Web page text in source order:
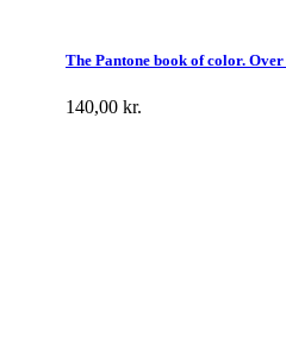
The Pantone book of color.
140,00 kr.